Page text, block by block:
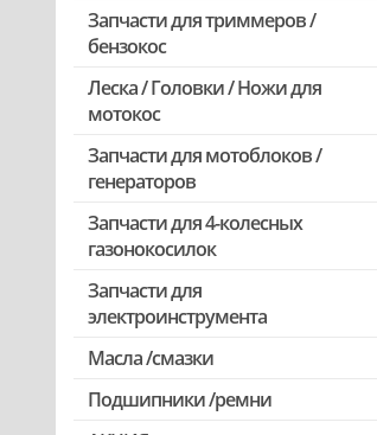
Запчасти для триммеров /
бензокос
Запчасти для Китайских триммеров
Запчасти для мотокос Stihl
/Husqvarna /Oleo-mac /Echo и др.
Леска / Головки / Ножи для
мотокос
Запчасти для мотоблоков /
генераторов
Запчасти для 4-колесных
газонокосилок
Запчасти для
электроинструмента
Двигатели, редукторы для
Патроны для шуруповертов /
Масла /смазки
Подшипники /ремни